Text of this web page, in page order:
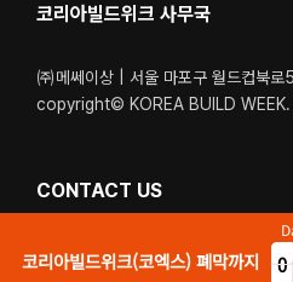
코리아빌드위크 사무국
㈜메쎄이상 | 서울 마포구 월드컵북
copyright© KOREA BUILD
CONTACT US
Tel. 02-6121-6400 / 1600-5340
코리아빌드위크(코엑스) 폐막까지 0
9